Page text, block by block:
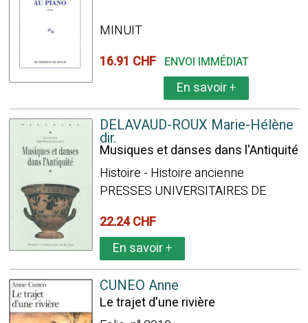
MINUIT
16.91 CHF ENVOI IMMÉDIAT
En savoir+
DELAVAUD-ROUX Marie-Hélène
dir.
Musiques et danses dans l'Antiquité
Histoire - Histoire ancienne
PRESSES UNIVERSITAIRES DE
22.24 CHF
En savoir+
CUNEO Anne
Le trajet d'une rivière